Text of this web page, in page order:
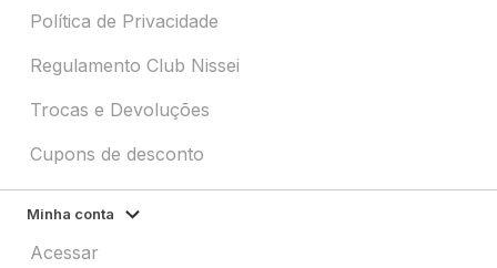
Política de Privacidade
Regulamento Club Nissei
Trocas e Devoluções
Cupons de desconto
Minha conta
Acessar